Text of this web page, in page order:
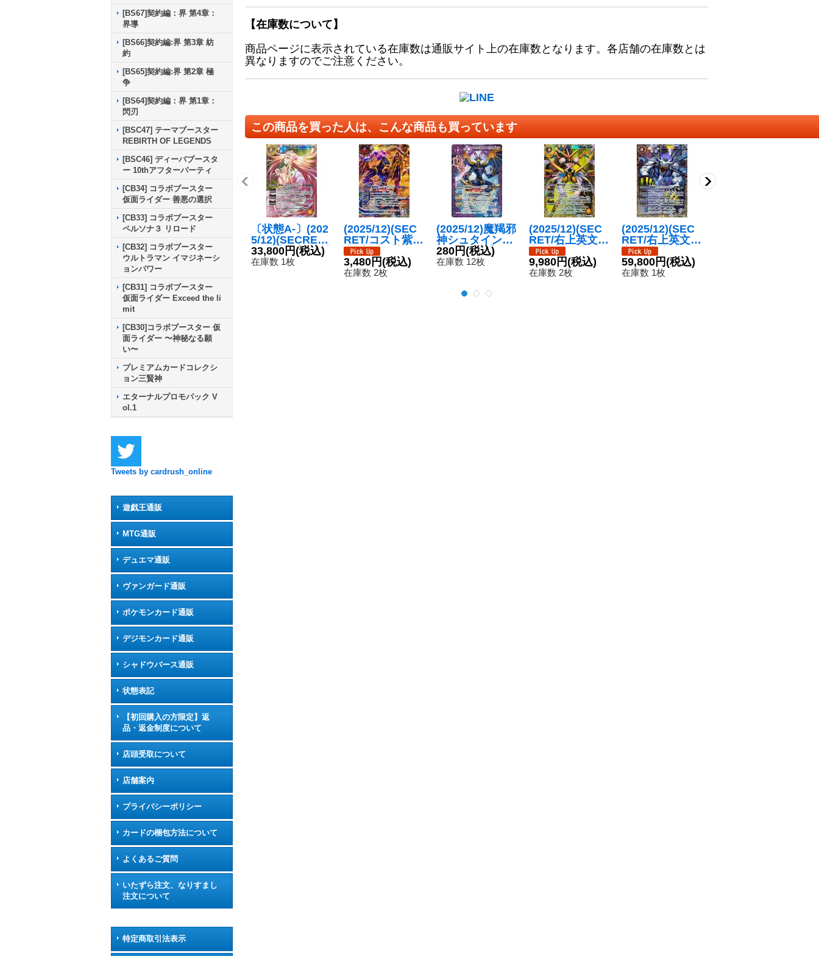
[BS67]契約編：界 第4章：
界導
[BS66]契約編:界 第3章 紡
約
[BS65]契約編:界 第2章 極
争
[BS64]契約編：界 第1章：
閃刃
[BSC47] テーマブースター
REBIRTH OF LEGENDS
[BSC46] ディーバブースタ
ー 10thアフターパーティ
[CB34] コラボブースター
仮面ライダー 善悪の選択
[CB33] コラボブースター
ペルソナ３ リロード
[CB32] コラボブースター
ウルトラマン イマジネーシ
ョンパワー
[CB31] コラボブースター
仮面ライダー Exceed the li
mit
[CB30]コラボブースター 仮
面ライダー 〜神秘なる願
い〜
プレミアムカードコレクシ
ョン三賢神
エターナルプロモパック V
ol.1
Tweets by cardrush_online
遊戯王通販
MTG通販
デュエマ通販
ヴァンガード通販
ポケモンカード通販
デジモンカード通販
シャドウバース通販
状態表記
【初回購入の方限定】返
品・返金制度について
店頭受取について
店舗案内
プライバシーポリシー
カードの梱包方法について
よくあるご質問
いたずら注文、なりすまし
注文について
特定商取引法表示
【在庫数について】
商品ページに表示されている在庫数は通販サイト上の在庫数となります。各店舗の在庫数とは
異なりますのでご注意ください。
この商品を買った人は、こんな商品も買っています
〔状態A-〕(202
5/12)(SECRET/
右上英文字)戦神
乙女ヴィエルジ
33,800円(税込)
在庫数 1枚
(2025/12)(SEC
RET/コスト紫文
字)魔羯邪神シュ
タイン・ボルグ
XV【XV-SEC】
3,480円(税込)
在庫数 2枚
(2025/12)魔羯邪
神シュタイン・
ボルグXV【X
V】{BSC49-XV
280円(税込)
在庫数 12枚
(2025/12)(SEC
RET/右上英文
字)魔導双神ジェ
ミナイズXV【X
V-SEC】{BSC4
9,980円(税込)
在庫数 2枚
(2025/12)(SEC
RET/右上英文
字)獅機龍神スト
ライクヴルム・
レオXV【XV-SE
59,800円(税込)
在庫数 1枚